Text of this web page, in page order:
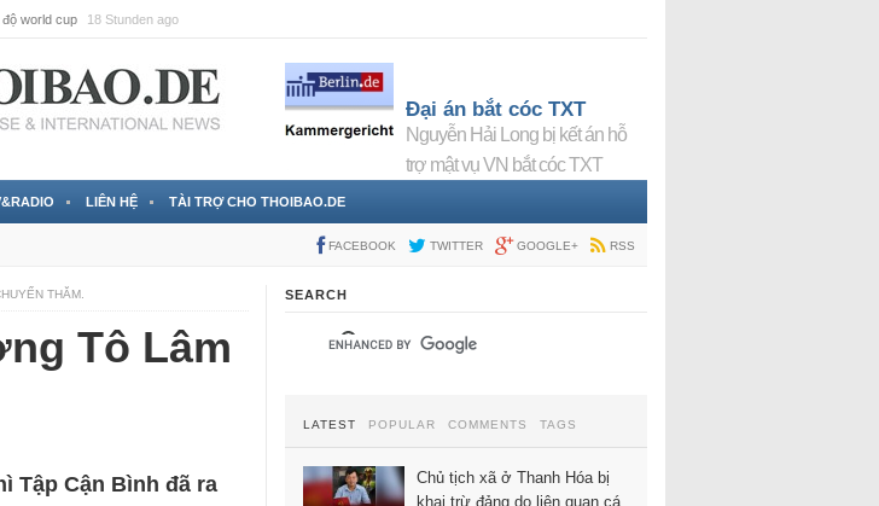
world cup 18 Stunden ago
Đại án bắt cóc TXT
Nguyễn Hải Long bị kết án hỗ
trợ mật vụ VN bắt cóc TXT
LIÊN HỆ TÀI TRỢ CHO THOIBAO.DE
FACEBOOK TWITTER GOOGLE+ RSS
THĂM.
Tô Lâm
Tập Cận Bình đã ra
SEARCH
LATEST POPULAR COMMENTS TAGS
Chủ tịch xã ở Thanh Hóa bị
khai trừ đảng do liên quan cá